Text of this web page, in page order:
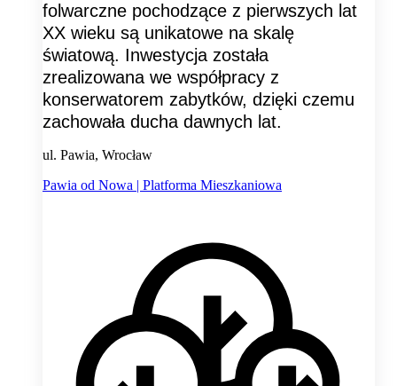
folwarczne pochodzące z pierwszych lat
XX wieku są unikatowe na skalę
światową. Inwestycja została
zrealizowana we współpracy z
konserwatorem zabytków, dzięki czemu
zachowała ducha dawnych lat.
ul. Pawia, Wrocław
Pawia od Nowa | Platforma Mieszkaniowa